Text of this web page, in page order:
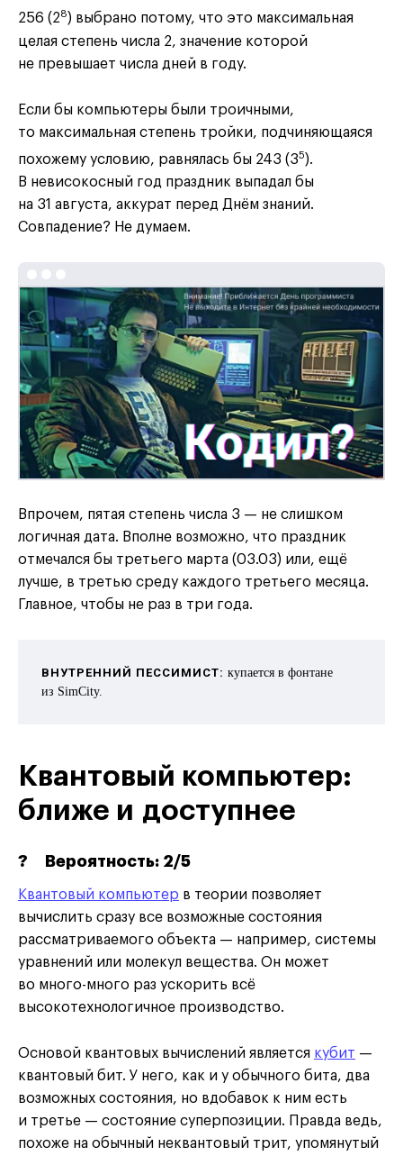
256 (28) выбрано потому, что это максимальная
целая степень числа 2, значение которой
не превышает числа дней в году.
Если бы компьютеры были троичными,
то максимальная степень тройки, подчиняющаяся
похожему условию, равнялась бы 243 (35).
В невисокосный год праздник выпадал бы
на 31 августа, аккурат перед Днём знаний.
Совпадение? Не думаем.
Впрочем, пятая степень числа 3 — не слишком
логичная дата. Вполне возможно, что праздник
отмечался бы третьего марта (03.03) или, ещё
лучше, в третью среду каждого третьего месяца.
Главное, чтобы не раз в три года.
ВНУТРЕННИЙ ПЕССИМИСТ: купается в фонтане
из SimCity.
Квантовый компьютер:
ближе и доступнее
? Вероятность: 2/5
Квантовый компьютер в теории позволяет
вычислить сразу все возможные состояния
рассматриваемого объекта — например, системы
уравнений или молекул вещества. Он может
во много-много раз ускорить всё
высокотехнологичное производство.
Основой квантовых вычислений является кубит —
квантовый бит. У него, как и у обычного бита, два
возможных состояния, но вдобавок к ним есть
и третье — состояние суперпозиции. Правда ведь,
похоже на обычный неквантовый трит, упомянутый